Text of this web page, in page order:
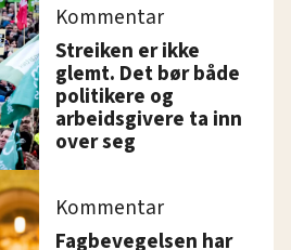
Kommentar
Streiken er ikke
glemt. Det bør både
politikere og
arbeidsgivere ta inn
over seg
Kommentar
Fagbevegelsen har